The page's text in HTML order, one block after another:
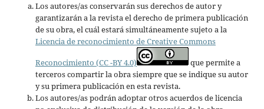
Los autores/as conservarán sus derechos de autor y
garantizarán a la revista el derecho de primera publicación
de su obra, el cuál estará simultáneamente sujeto a la
Licencia de reconocimiento de Creative Commons
Reconocimiento (CC -BY 4.0)
que permite a
terceros compartir la obra siempre que se indique su autor
y su primera publicación en esta revista.
Los autores/as podrán adoptar otros acuerdos de licencia